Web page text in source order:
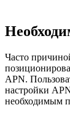
Часто
APN.
настройки
необходимым